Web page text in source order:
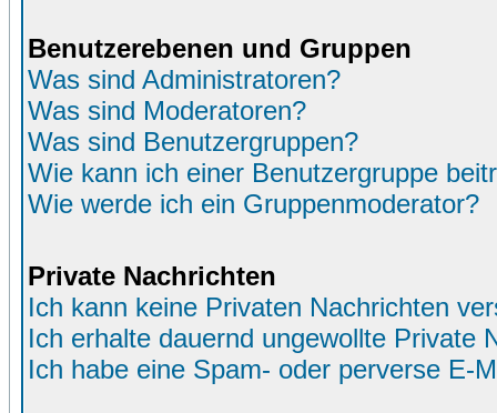
Benutzerebenen und Gruppen
Was sind Administratoren?
Was sind Moderatoren?
Was sind Benutzergruppen?
Wie kann ich einer Benutzergruppe
Wie werde ich ein Gruppenmoderator?
Private Nachrichten
Ich kann keine Privaten Nachrichten
Ich erhalte dauernd ungewollte Private
Ich habe eine Spam- oder perverse E-